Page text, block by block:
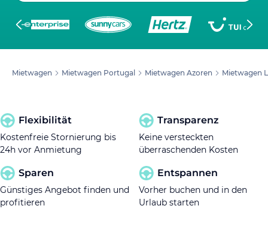
Mietwagen Mietwagen Portugal Mietwagen Azoren Mietwagen
Flexibilität
Kostenfreie Stornierung bis
24h vor Anmietung
Transparenz
Keine versteckten
überraschenden Kosten
Sparen
Günstiges Angebot finden und
profitieren
Entspannen
Vorher buchen und in den
Urlaub starten